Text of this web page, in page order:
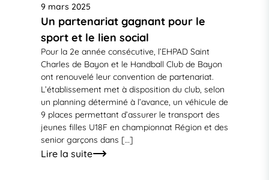
9 mars 2025
Un partenariat gagnant pour le
sport et le lien social
Pour la 2e année consécutive, l’EHPAD Saint
Charles de Bayon et le Handball Club de Bayon
ont renouvelé leur convention de partenariat.
L’établissement met à disposition du club, selon
un planning déterminé à l’avance, un véhicule de
9 places permettant d’assurer le transport des
jeunes filles U18F en championnat Région et des
senior garçons dans […]
Lire la suite